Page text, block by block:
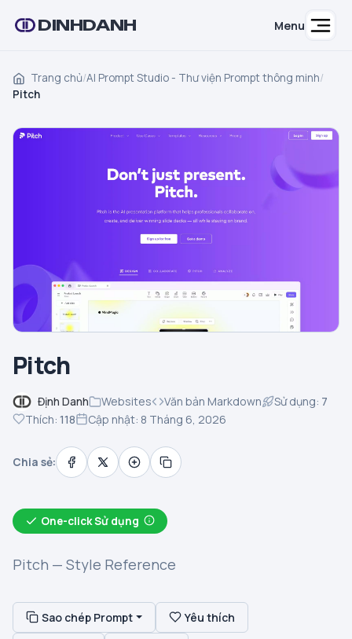
DINHDANH Menu
Trang chủ/AI Prompt Studio - Thư viện Prompt thông minh/
Pitch
Pitch
Định Danh Websites Văn bản Markdown Sử dụng: 7
Thích: 118 Cập nhật: 8 Tháng 6, 2026
Chia sẻ:
One-click Sử dụng
Pitch — Style Reference
Sao chép Prompt Yêu thích